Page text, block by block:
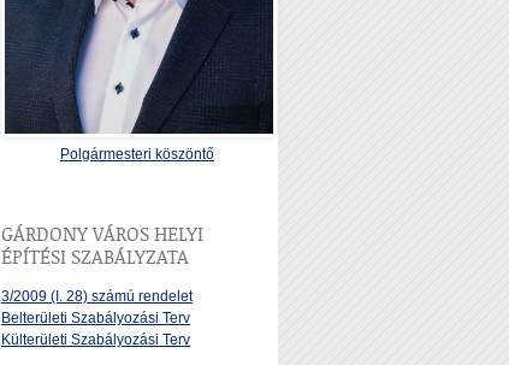
Polgármesteri köszöntő
GÁRDONY VÁROS HELYI
ÉPÍTÉSI SZABÁLYZATA
3/2009 (I. 28) számú rendelet
Belterületi Szabályozási Terv
Külterületi Szabályozási Terv